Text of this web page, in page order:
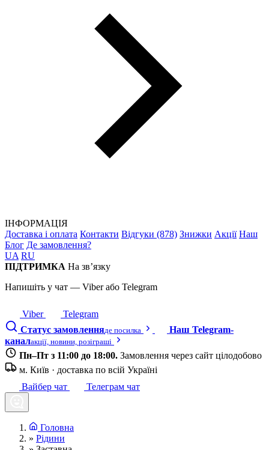
ІНФОРМАЦІЯ
Доставка і оплата Контакти Відгуки (878) Знижки Акції Наш
Блог Де замовлення?
UA RU
ПІДТРИМКА На зв’язку
Напишіть у чат — Viber або Telegram
Viber
Telegram
Статус замовленняде посилка
Наш Telegram-
каналакції, новини, розіграші
Пн–Пт з 11:00 до 18:00. Замовлення через сайт цілодобово
м. Київ · доставка по всій Україні
Вайбер чат
Телеграм чат
Головна
» Рідини